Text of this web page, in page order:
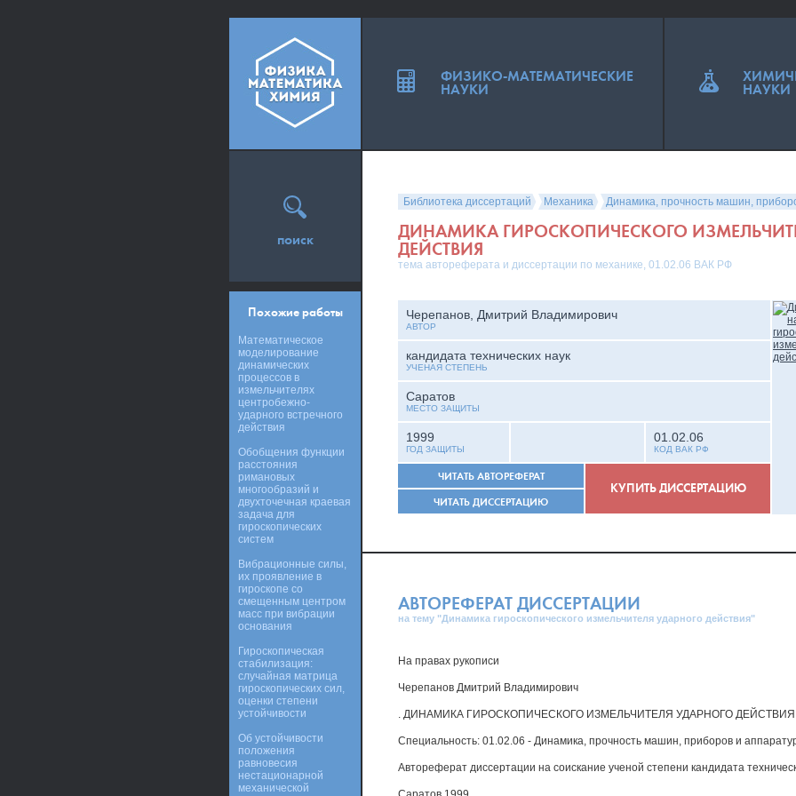
Библиотека диссертаций Механика Динамика, прочность машин,
ДИНАМИКА ГИРОСКОПИЧЕСКОГО
ДЕЙСТВИЯ
тема автореферата и диссертации по механике, 01.02.06 ВАК РФ
Черепанов, Дмитрий Владимирович
АВТОР
кандидата технических наук
УЧЕНАЯ СТЕПЕНЬ
Саратов
МЕСТО ЗАЩИТЫ
1999
ГОД ЗАЩИТЫ
01.02.06
КОД ВАК РФ
ЧИТАТЬ АВТОРЕФЕРАТ
ЧИТАТЬ ДИССЕРТАЦИЮ
КУПИТЬ ДИССЕРТАЦИЮ
АВТОРЕФЕРАТ ДИССЕРТАЦИИ
на тему "Динамика гироскопического измельчителя ударного действия"
На правах рукописи
Черепанов Дмитрий Владимирович
. ДИНАМИКА ГИРОСКОПИЧЕСКОГО ИЗМЕЛЬЧИТЕЛЯ УДАРНОГО ДЕЙСТВИЯ
Специальность: 01.02.06 - Динамика, прочность машин, приборов и
Автореферат диссертации на соискание ученой степени кандидата
поиск
Похожие работы
Математическое
моделирование
динамических
процессов в
измельчителях
центробежно-
ударного встречного
действия
Обобщения функции
расстояния
римановых
многообразий и
двухточечная краевая
задача для
гироскопических
систем
Вибрационные силы,
их проявление в
гироскопе со
смещенным центром
масс при вибрации
основания
Гироскопическая
стабилизация:
случайная матрица
гироскопических сил,
оценки степени
устойчивости
Об устойчивости
положения
равновесия
нестационарной
механической
ФИЗИКО-МАТЕМАТИЧЕСКИЕ
НАУКИ НАУКИ